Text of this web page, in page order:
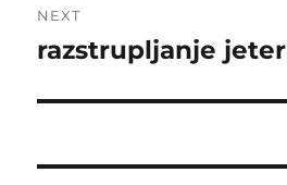
NEXT
Next
razstrupljanje jeter